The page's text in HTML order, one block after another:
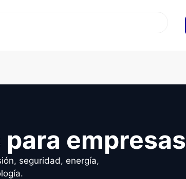
empresas
seguridad, energía,